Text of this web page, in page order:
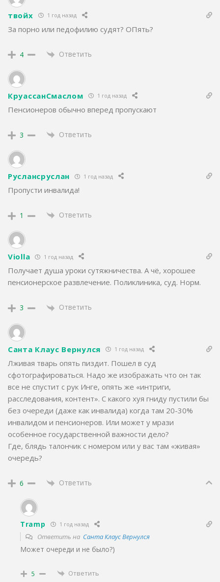
твойх 1 год назад
За порно или педофилию судят? ОПять?
4 Ответить
КруассанСмаслом 1 год назад
Пенсионеров обычно вперед пропускают
3 Ответить
Руслансруслан 1 год назад
Пропусти инвалида!
1 Ответить
Violla 1 год назад
Получает душа уроки сутяжничества. А чё, хорошее
пенсионерское развлечение. Поликлиника, суд. Норм.
3 Ответить
Санта Клаус Вернулся 1 год назад
Лживая тварь опять пиздит. Пошел в суд
сфотографироваться. Надо же изображать что он так
все не спустит с рук Инге, опять же «интриги,
расследования, контент». С какого хуя гниду пустили бы
без очереди (даже как инвалида) когда там 20-30%
инвалидом и пенсионеров. Или может у мрази
особенное государственной важности дело?
Где, блядь талончик с номером или у вас там «живая»
очередь?
6 Ответить
Tramp 1 год назад
Ответить на Санта Клаус Вернулся
Может очереди и не было?)
5 Ответить